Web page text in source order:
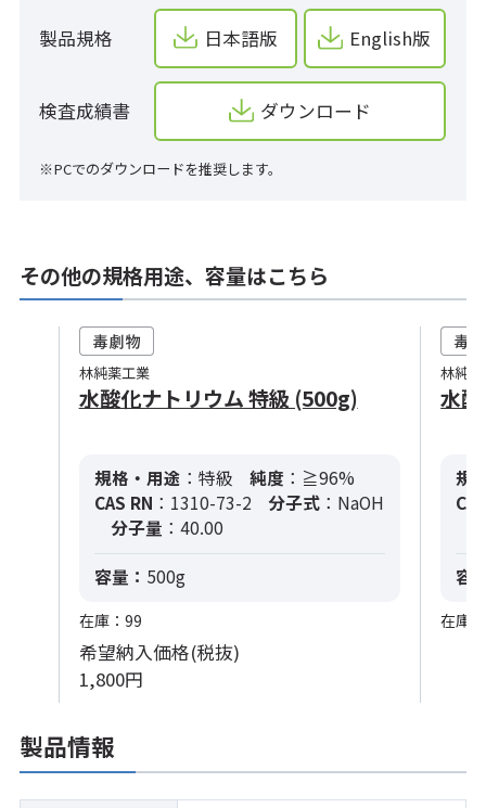
製品規格 日本語版 English版
検査成績書 ダウンロード
※PCでのダウンロードを推奨します。
その他の規格用途、容量はこちら
林純薬工業
水酸化ナトリウム 特級 (500g)
規格・用途 ：特級 純度 ：≧96%
CAS RN ：1310-73-2 分子式 ：NaOH
分子量 ：40.00
容量： 500g
在庫：99
希望納入価格(税抜)
1,800円
林純
水
規
容
在庫
製品情報